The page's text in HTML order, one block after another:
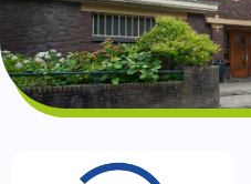
BSO
Routebeschrijving
Privacy